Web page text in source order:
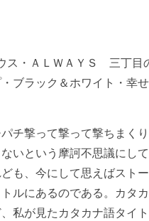
・ＡＬＷＡＹＳ 三丁目
ブラック＆ホワイト・幸
チ撃って撃って撃ちまく
いという摩訶不思議にし
も、今にして思えばスト
ルにあるのである。カタ
私が見たカタカナ語タイ